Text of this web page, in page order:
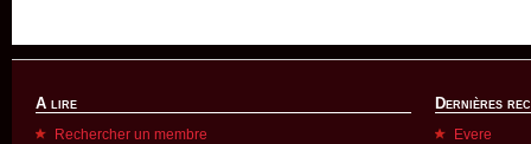
A lire
Rechercher un membre
Dernières
Evere